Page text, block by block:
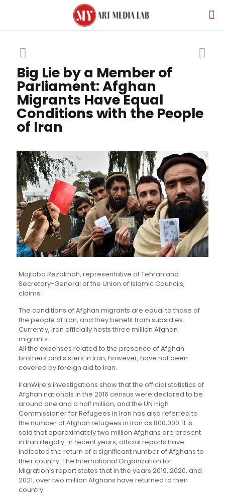
Big Lie by a Member of
Parliament: Afghan
Migrants Have Equal
Conditions with the People
of Iran
Mojtaba Rezakhah, representative of Tehran and
Secretary-General of the Union of Islamic Councils,
claims:
The conditions of Afghan migrants are equal to those of
the people of Iran, and they benefit from subsidies.
Currently, Iran officially hosts three million Afghan
migrants.
All the expenses related to the presence of Afghan
brothers and sisters in Iran, however, have not been
covered by foreign aid to Iran.
IranWire’s investigations show that the official statistics of
Afghan nationals in the 2016 census were declared to be
around one and a half million, and the UN High
Commissioner for Refugees in Iran has also referred to
the number of Afghan refugees in Iran as 800,000. It is
said that approximately two million Afghans are present
in Iran illegally. In recent years, official reports have
indicated the return of a significant number of Afghans to
their country. The International Organization for
Migration’s report states that in the years 2019, 2020, and
2021, over two million Afghans have returned to their
country.